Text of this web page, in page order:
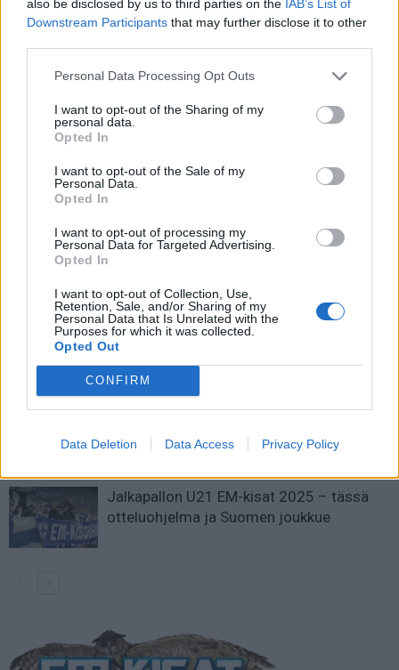
also be disclosed by us to third parties on the IAB’s List of
Downstream Participants that may further disclose it to other
Personal Data Processing Opt Outs
I want to opt-out of the Sharing of my
personal data.
Opted In
I want to opt-out of the Sale of my
Personal Data.
Opted In
I want to opt-out of processing my
Personal Data for Targeted Advertising.
Opted In
I want to opt-out of Collection, Use,
Retention, Sale, and/or Sharing of my
Personal Data that Is Unrelated with the
Purposes for which it was collected.
Opted Out
CONFIRM
Data Deletion Data Access Privacy Policy
Edellinen artikkeli
Ronaldo hassasi rankkarin ja
murtui kyyneliin pelin ollessa
Saksa | 5.7. klo 19:00
Suomen MM-karsintojen näkymät –
todellinen jalkapallokommentaattorin
analyysi
Suomi-Hollanti näkyy ilmaiseksi TV:stä –
Jalkapallon U21 EM-kisat 2025 – tässä
otteluohjelma ja Suomen joukkue